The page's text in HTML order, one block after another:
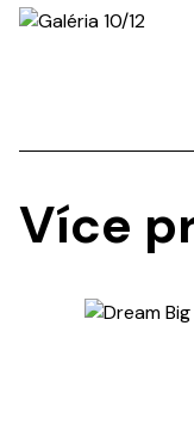
Více